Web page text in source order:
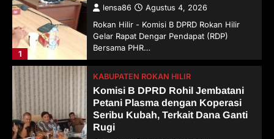
1
lensa86 Agustus 4, 2026
Rokan Hilir - Komisi B DPRD Rokan Hilir
Gelar Rapat Dengar Pendapat (RDP)
Bersama PHR…
KABUPATEN ROKAN HILIR
Komisi B DPRD Rohil Jembatani
Petani Plasma dengan Koperasi
Seribu Kubah, Terkait Dana Ganti
Rugi